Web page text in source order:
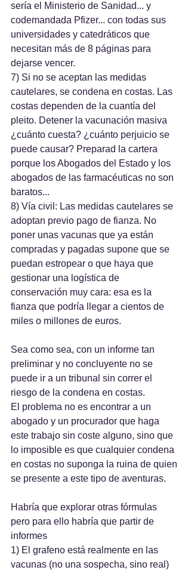
sería el Ministerio de Sanidad... y
codemandada Pfizer... con todas sus
universidades y catedráticos que
necesitan más de 8 páginas para
dejarse vencer.
7) Si no se aceptan las medidas
cautelares, se condena en costas. Las
costas dependen de la cuantía del
pleito. Detener la vacunación masiva
¿cuánto cuesta? ¿cuánto perjuicio se
puede causar? Preparad la cartera
porque los Abogados del Estado y los
abogados de las farmacéuticas no son
baratos...
8) Vía civil: Las medidas cautelares se
adoptan previo pago de fianza. No
poner unas vacunas que ya están
compradas y pagadas supone que se
puedan estropear o que haya que
gestionar una logística de
conservación muy cara: esa es la
fianza que podría llegar a cientos de
miles o millones de euros.
Sea como sea, con un informe tan
preliminar y no concluyente no se
puede ir a un tribunal sin correr el
riesgo de la condena en costas.
El problema no es encontrar a un
abogado y un procurador que haga
este trabajo sin coste alguno, sino que
lo imposible es que cualquier condena
en costas no suponga la ruina de quien
se presente a este tipo de aventuras.
Habría que explorar otras fórmulas
pero para ello habría que partir de
informes
1) El grafeno está realmente en las
vacunas (no una sospecha, sino real)